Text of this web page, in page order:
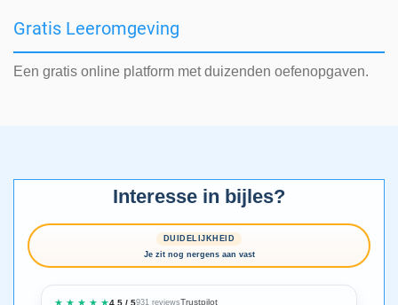
Gratis Leeromgeving
Een gratis online platform met duizenden oefenopgaven.
Interesse in bijles?
DUIDELIJKHEID
Je zit nog nergens aan vast
★ ★ ★ ★ ★4.5 / 5931 reviewsTrustpilot